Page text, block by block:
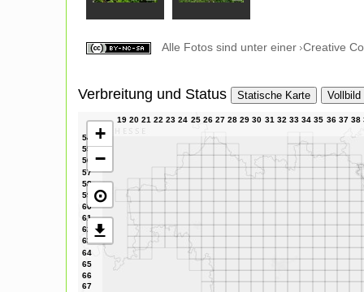
Alle Fotos sind unter einer Creative
Verbreitung und Status Statische Karte Vollbild
+
−
⊙